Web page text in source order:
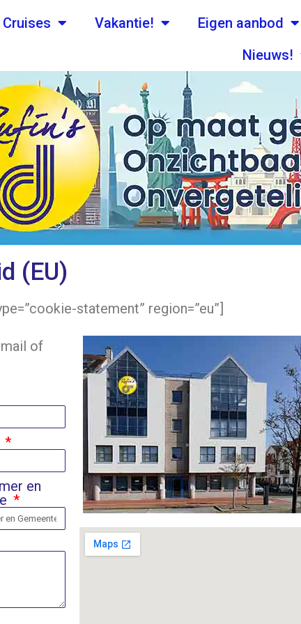
Cruises Vakantie! Eigen aanbod
Nieuws!
(EU)
statement” region=”eu”]
of
en